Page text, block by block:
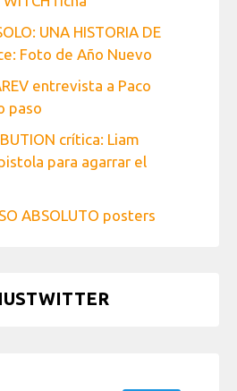
UNA HISTORIA DE
Foto de Año Nuevo
entrevista a Paco
paso
crítica: Liam
para agarrar el
ABSOLUTO posters